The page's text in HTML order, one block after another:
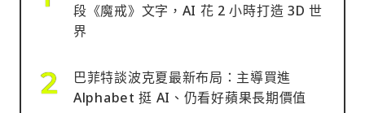
段《魔戒》文字，AI 花 2 小時打造 3D 世
界
巴菲特談波克夏最新布局：主導買進
Alphabet 挺 AI、仍看好蘋果長期價值